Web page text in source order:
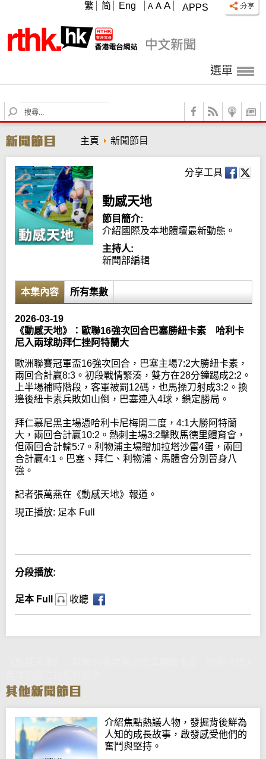
APPS
A A A
繁 简 Eng
選單
S
e
r
c
h
主頁 新聞節目
分享工具
動感天地
節目簡介:
介紹國際及本地體壇最新動態。
主持人:
新聞部編輯
本集內容 所有集數
2026-03-19
《動感天地》：歐聯16強次回合巴塞勝紐卡素 哈利卡
尼入兩球助拜仁挫阿特蘭大
歐洲聯賽冠軍盃16強次回合，巴塞主場7:2大勝紐卡素，
兩回合計贏8:3。初段戰情緊湊，雙方在28分鐘踢成2:2。
上半場補時階段，客軍被罰12碼，也馬操刀射成3:2。換
邊後紐卡素兵敗如山倒，巴塞連入4球，鎖定勝局。
拜仁慕尼黑主場憑哈利卡尼梅開二度，4:1大勝阿特蘭
大，兩回合計贏10:2。熱刺主場3:2擊敗馬德里體育會，
但兩回合計輸5:7。利物浦主場贈加拉塔沙雷4蛋，兩回
合計贏4:1。巴塞、拜仁、利物浦、馬體會分別晉身八
強。
記者張萬燕在《動感天地》報道。
現正播放: 足本 Full
分段播放:
足本 Full 收聽
介紹焦點熱議人物，發掘背後鮮為
人知的成長故事，啟發感受他們的
奮鬥與堅持。